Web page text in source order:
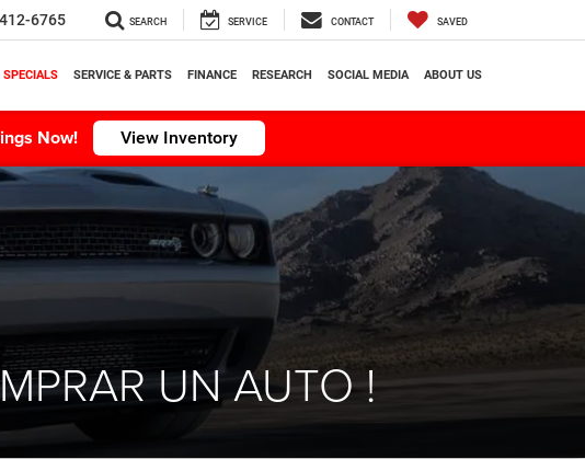
6765 SEARCH SERVICE CONTACT SAVED
SPECIALS SERVICE & PARTS FINANCE RESEARCH SOCIAL MEDIA ABOUT US
Now! View Inventory
UN AUTO !